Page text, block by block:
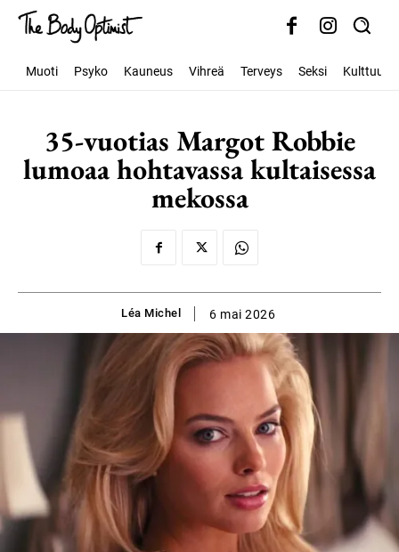
Muoti Psyko Kauneus Vihreä Terveys Seksi Kulttuuri
35-vuotias Margot Robbie
lumoaa hohtavassa kultaisessa
mekossa
Léa Michel 6 mai 2026